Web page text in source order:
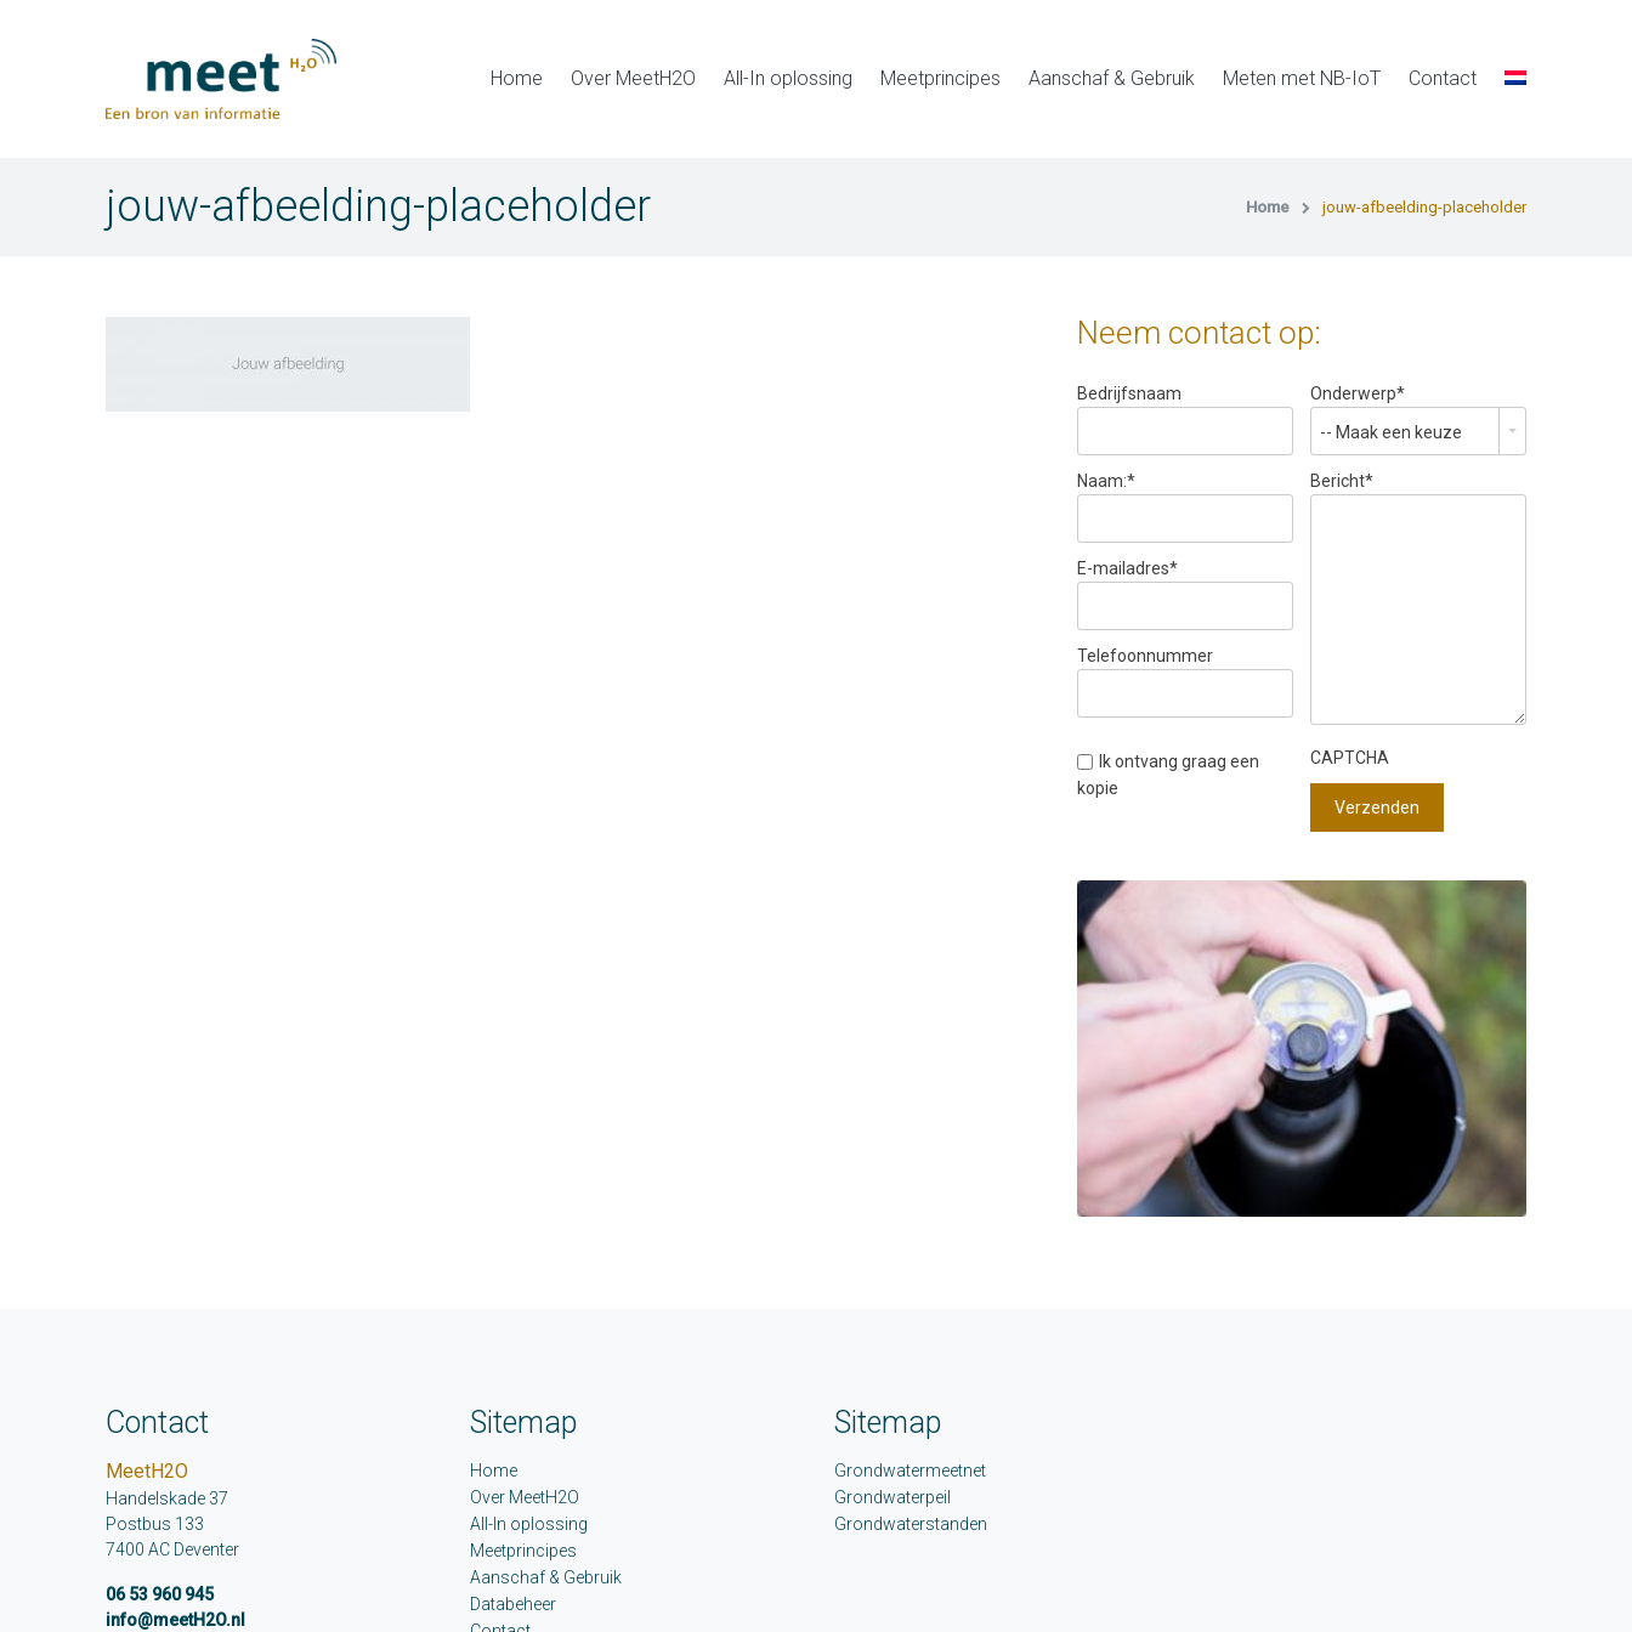
Home Over MeetH2O All-In oplossing Meetprincipes Aanschaf & Gebruik Meten met NB-IoT Contact
jouw-afbeelding-placeholder Home jouw-afbeelding-placeholder
Neem contact op:
Bedrijfsnaam
Naam:*
E-mailadres*
Telefoonnummer
Ik ontvang graag een
kopie
Onderwerp*
-- Maak een keuze
Bericht*
CAPTCHA
Contact
MeetH2O
Handelskade 37
Postbus 133
7400 AC Deventer
06 53 960 945
info@meetH2O.nl
Sitemap
Home
Over MeetH2O
All-In oplossing
Meetprincipes
Aanschaf & Gebruik
Databeheer
Sitemap
Grondwatermeetnet
Grondwaterpeil
Grondwaterstanden